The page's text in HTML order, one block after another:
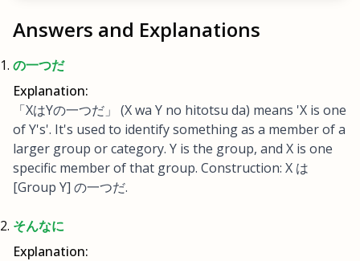
Answers and Explanations
の一つだ
Explanation:
「XはYの一つだ」 (X wa Y no hitotsu da) means 'X is one
of Y's'. It's used to identify something as a member of a
larger group or category. Y is the group, and X is one
specific member of that group. Construction: X は
[Group Y] の一つだ.
そんなに
Explanation: